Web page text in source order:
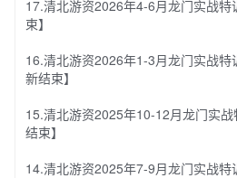
17.清北游资2026年4-6月龙门实战
束】
16.清北游资2026年1-3月龙门实战
新结束】
15.清北游资2025年10-12月龙门实
结束】
14.清北游资2025年7-9月龙门实战